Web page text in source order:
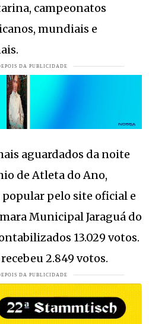
campeonatos
mundiais e
aguardados da noite
de Atleta do Ano,
pelo site oficial e
Municipal Jaraguá do
13.029 votos.
2.849 votos.